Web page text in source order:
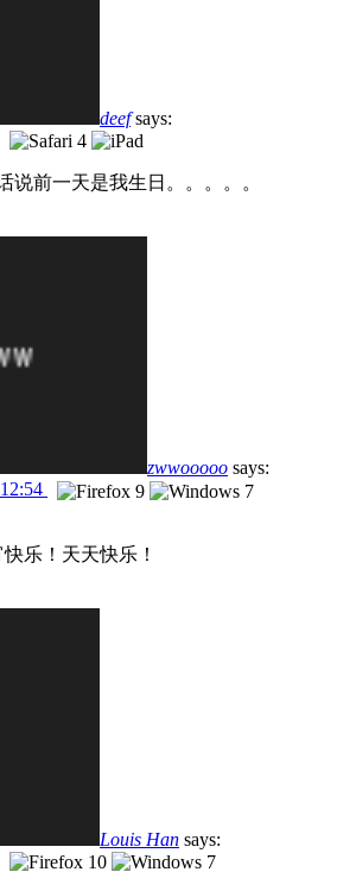
deef says:
说前一天是我生日。。。。。
zwwooooo says:
乐！天天快乐！
Louis Han says: